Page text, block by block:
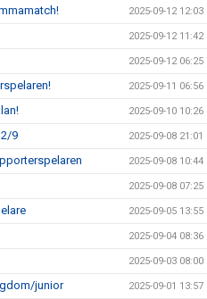
2025-09-12 12:03
2025-09-12 11:42
2025-09-12 06:25
2025-09-11 06:56
2025-09-10 10:26
9 2025-09-08 21:01
2025-09-08 10:44
2025-09-08 07:25
2025-09-05 13:55
2025-09-04 08:36
2025-09-03 08:00
junior 2025-09-01 13:57